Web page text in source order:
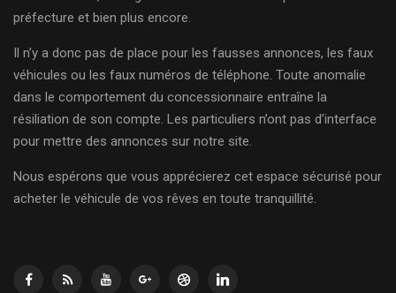
préfecture et bien plus encore.
Il n’y a donc pas de place pour les fausses annonces, les faux
véhicules ou les faux numéros de téléphone. Toute anomalie
dans le comportement du concessionnaire entraîne la
résiliation de son compte. Les particuliers n’ont pas d’interface
pour mettre des annonces sur notre site.
Nous espérons que vous apprécierez cet espace sécurisé pour
acheter le véhicule de vos rêves en toute tranquillité.